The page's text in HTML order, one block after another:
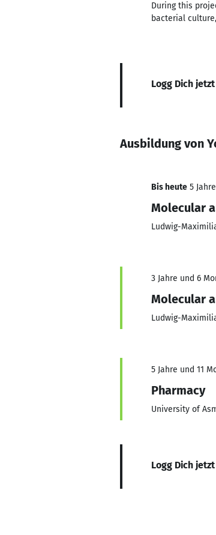
During this
bacterial
Logg Dich
Ausbildung von
Bis heute 5
Molecular
Ludwig-
3 Jahre und 6
Molecular
Ludwig-
5 Jahre und 11
Pharmacy
University of
Logg Dich